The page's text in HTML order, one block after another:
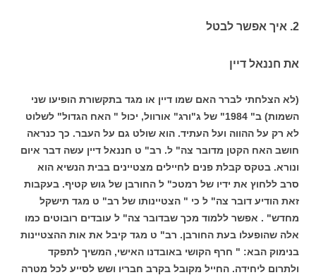
את חננאל דיין
(לא הצלחתי לברר האם שמו דיין או מגד בתקשורת הופיעו שני
השמות) ב" 1984" של ג"ורג" אורוול, יכול " האח הגדול" לשלוט
לא רק על ההווה ועל העתיד. הוא שולט גם על העבר. כך כנראה
חושב האח הקטן מדובר צה" ל. רב" ט חננאל דיין עשה דבר איום
ונורא. בטקס קבלת פנים לחיילים מצטיינים בבית הנשיא הוא
סרב ללחוץ את ידיו של רמטכ" ל החורבן של גוש קטיף. בעקבות
זאת הודיע דובר צה" ל כי " הצטיינותו של רב" ט מגד תישקל
מחדש" . אפשר ללמוד מכך שבדובר צה" ל עובדים רובוטים כמו
אלה שהופעלו בעת החורבן. רב" ט מגד קיבל את אות ההצטיינות
בנימוק הבא: " חרף הקושי באובדנו האישי, המשיך לתפקד
ולתרום ליחידה. החייל מקובל בקרב חבריו ושש לסייע לכל מטרה